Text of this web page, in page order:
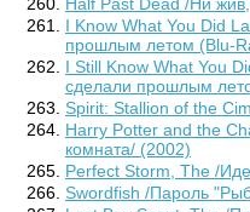
I Know What You Did
прошлым летом (Blu-
I Still Know What You
сделали прошлым
Spirit: Stallion of the
Harry Potter and the
комната/ (2002)
Perfect Storm, The /
Swordfish /Пароль